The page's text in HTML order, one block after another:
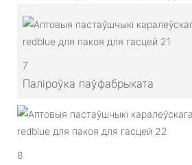
7
Паліроўка паўфабрыката
8